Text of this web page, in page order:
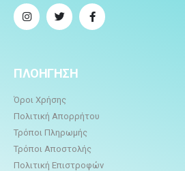
ΠΛΟΗΓΗΣΗ
Όροι Χρήσης
Πολιτική Απορρήτου
Τρόποι Πληρωμής
Τρόποι Αποστολής
Πολιτική Επιστροφών